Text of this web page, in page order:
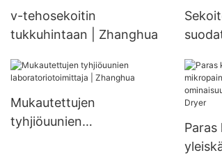
alkoholisäiliö/sekoitussäiliö
v-tehosekoitin
tukkuhintaan | Zhanghua
Mukautettujen
tyhjiöuunien